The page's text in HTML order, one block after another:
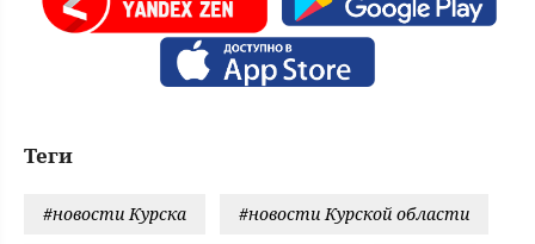
Теги
#новости Курска #новости Курской области